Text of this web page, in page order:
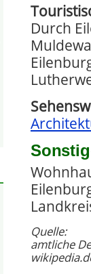
Durch
Quelle:
amtliche